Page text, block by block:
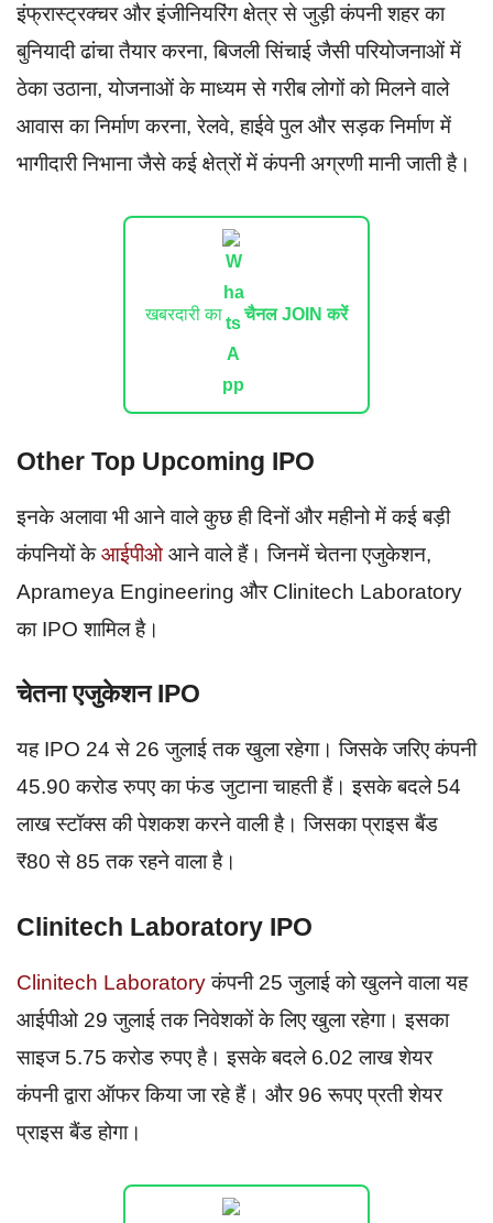
इंफ्रास्ट्रक्चर और इंजीनियरिंग क्षेत्र से जुड़ी कंपनी शहर का
बुनियादी ढांचा तैयार करना, बिजली सिंचाई जैसी परियोजनाओं में
ठेका उठाना, योजनाओं के माध्यम से गरीब लोगों को मिलने वाले
आवास का निर्माण करना, रेलवे, हाईवे पुल और सड़क निर्माण में
भागीदारी निभाना जैसे कई क्षेत्रों में कंपनी अग्रणी मानी जाती है।
खबरदारी का चैनल JOIN करें
Other Top Upcoming IPO
इनके अलावा भी आने वाले कुछ ही दिनों और महीनो में कई बड़ी
कंपनियों केआईपीओ आने वाले हैं। जिनमें चेतना एजुकेशन,
Aprameya Engineering और Clinitech Laboratory
का IPO शामिल है।
चेतना एजुकेशन IPO
यह IPO 24 से 26 जुलाई तक खुला रहेगा। जिसके जरिए कंपनी
45.90 करोड रुपए का फंड जुटाना चाहती हैं। इसके बदले 54
लाख स्टॉक्स की पेशकश करने वाली है। जिसका प्राइस बैंड
₹80 से 85 तक रहने वाला है।
Clinitech Laboratory IPO
Clinitech Laboratoryकंपनी 25 जुलाई को खुलने वाला यह
आईपीओ 29 जुलाई तक निवेशकों के लिए खुला रहेगा। इसका
साइज 5.75 करोड रुपए है। इसके बदले 6.02 लाख शेयर
कंपनी द्वारा ऑफर किया जा रहे हैं। और 96 रूपए प्रती शेयर
प्राइस बैंड होगा।